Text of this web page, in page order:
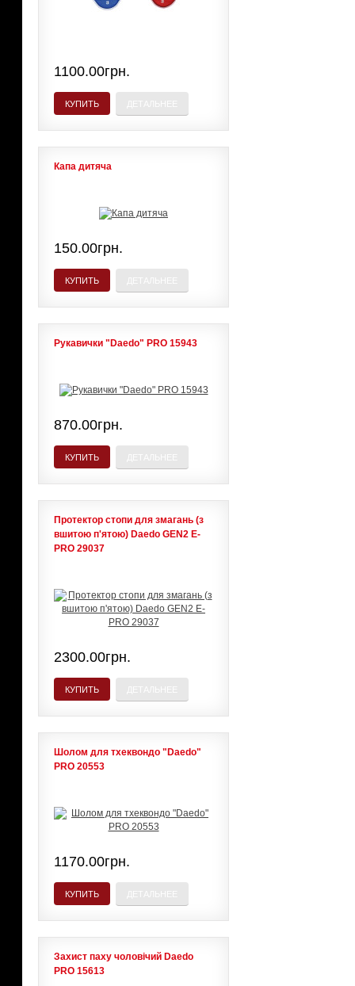
1100.00грн.
КУПИТЬ
Капа дитяча
150.00грн.
КУПИТЬ
Рукавички "Daedo" PRO 15943
870.00грн.
КУПИТЬ
Протектор стопи для змагань (з
вшитою п'ятою) Daedo GEN2 E-
PRO 29037
2300.00грн.
КУПИТЬ
Шолом для тхеквондо "Daedo"
PRO 20553
1170.00грн.
КУПИТЬ
Захист паху чоловічий Daedo
PRO 15613